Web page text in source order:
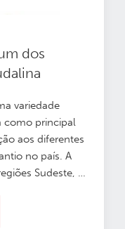
dos
variedade
como principal
aos diferentes
no país. A
Sudeste, …